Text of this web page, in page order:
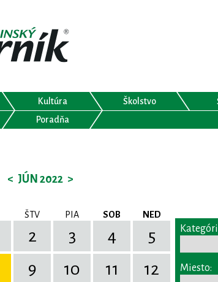
Kultúra Školstvo
Poradňa
< JÚN 2022 >
ŠTV PIA SOB NED
2 3 4
5
9 10 11
12
Miesto: